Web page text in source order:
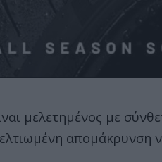
μελετημένος με
απομάκρυνση